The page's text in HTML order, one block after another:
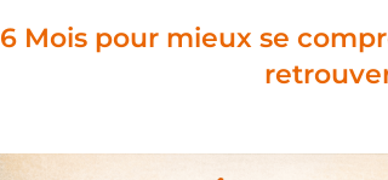
6 Mois pour mieux se